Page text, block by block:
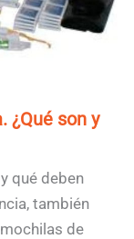
¿Qué son y
qué deben
también
de